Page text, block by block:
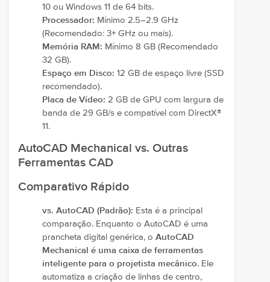
10 ou Windows 11 de 64 bits.
Processador: Mínimo 2.5–2.9 GHz
(Recomendado: 3+ GHz ou mais).
Memória RAM: Mínimo 8 GB (Recomendado
32 GB).
Espaço em Disco: 12 GB de espaço livre (SSD
recomendado).
Placa de Vídeo: 2 GB de GPU com largura de
banda de 29 GB/s e compatível com DirectX®
11.
AutoCAD Mechanical vs. Outras
Ferramentas CAD
Comparativo Rápido
vs. AutoCAD (Padrão): Esta é a principal
comparação. Enquanto o AutoCAD é uma
prancheta digital genérica, o AutoCAD
Mechanical é uma caixa de ferramentas
inteligente para o projetista mecânico. Ele
automatiza a criação de linhas de centro,